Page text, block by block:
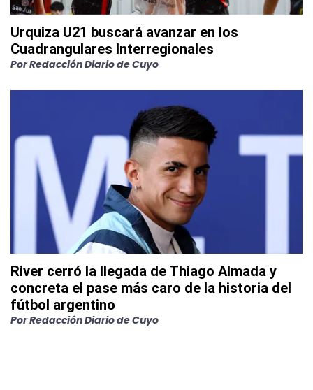
Urquiza U21 buscará avanzar en los
Cuadrangulares Interregionales
PorRedacción Diario de Cuyo
River cerró la llegada de Thiago Almada y
concreta el pase más caro de la historia del
fútbol argentino
PorRedacción Diario de Cuyo